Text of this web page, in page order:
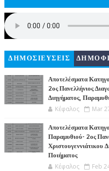
ΔΗΜΟΣΙΕΥΣΕΙΣ
Αποτελέσματα
2ος Πανελλήνιος
Διηγήματος,
Κέφαλος Mar
Αποτελέσματα
Παραμυθιού- 2ος
Χριστουγεννιάτικου
Ποιήματος
Κέφαλος Feb